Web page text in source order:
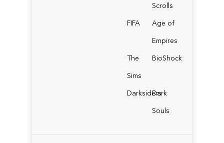
Scrolls
FIFA
Age of
Empires
The
Sims
BioShock
Darksiders
Dark
Souls